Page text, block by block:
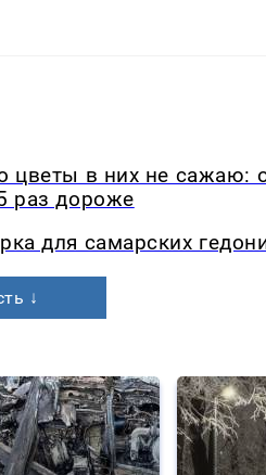
цветы в них не сажаю:
раз дороже
для самарских
↓